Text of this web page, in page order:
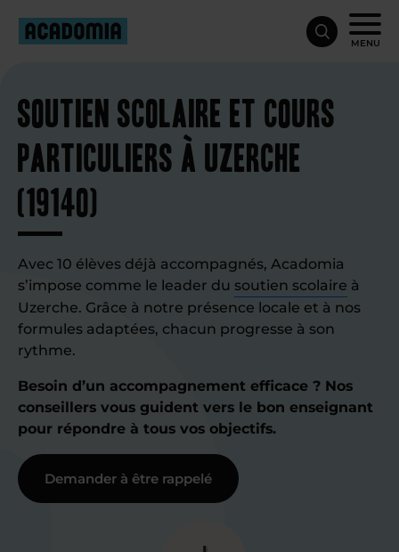
MENU
Soutien scolaire et cours
particuliers à Uzerche
(19140)
Avec 10 élèves déjà accompagnés, Acadomia
s’impose comme le leader du soutien scolaire à
Uzerche. Grâce à notre présence locale et à nos
formules adaptées, chacun progresse à son
rythme.
Besoin d’un accompagnement efficace ? Nos
conseillers vous guident vers le bon enseignant
pour répondre à tous vos objectifs.
Demander à être rappelé